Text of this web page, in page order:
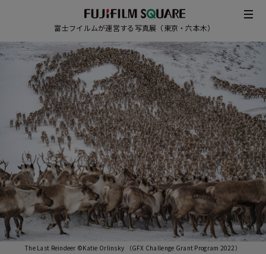
富士フイルムが運営する写真展（東京・六本木）
JAPANESE / ENGLISH
The Last Reindeer ©Katie Orlinsky （GFX Challenge Grant Program 2022）